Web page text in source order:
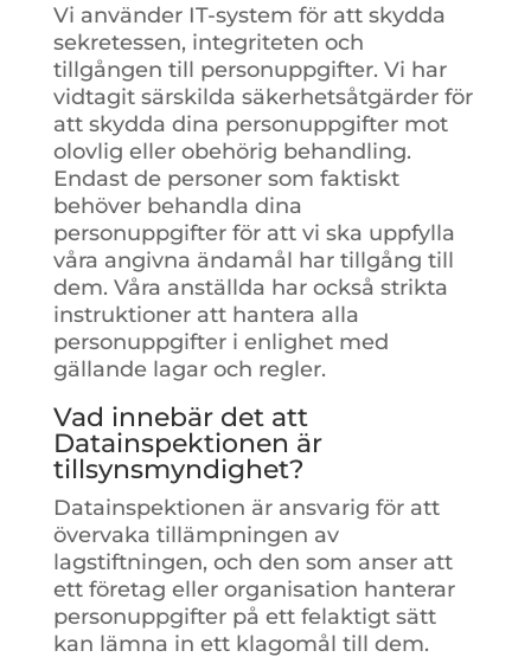
Vi använder IT-system för att skydda
sekretessen, integriteten och
tillgången till personuppgifter. Vi har
vidtagit särskilda säkerhetsåtgärder för
att skydda dina personuppgifter mot
olovlig eller obehörig behandling.
Endast de personer som faktiskt
behöver behandla dina
personuppgifter för att vi ska uppfylla
våra angivna ändamål har tillgång till
dem. Våra anställda har också strikta
instruktioner att hantera alla
personuppgifter i enlighet med
gällande lagar och regler.
Vad innebär det att
Datainspektionen är
tillsynsmyndighet?
Datainspektionen är ansvarig för att
övervaka tillämpningen av
lagstiftningen, och den som anser att
ett företag eller organisation hanterar
personuppgifter på ett felaktigt sätt
kan lämna in ett klagomål till dem.